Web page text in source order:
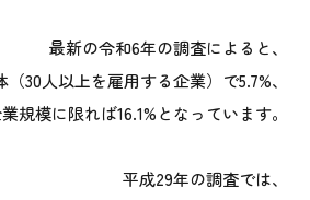
最新の令和6年の調査によると、
30人以上を雇用する企業）で5.7%、
規模に限れば16.1%となっています。
平成29年の調査では、